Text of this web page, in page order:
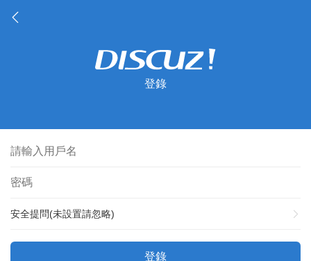
登錄
安全提問(未設置請忽略)
登錄